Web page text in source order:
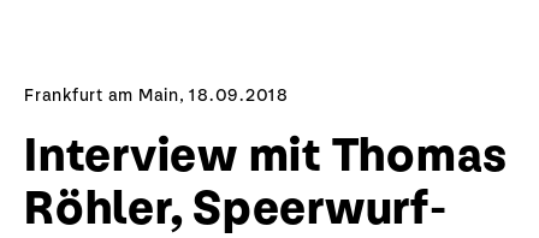
Frankfurt am Main, 18.09.2018
Interview mit Thomas
Röhler, Speerwurf-